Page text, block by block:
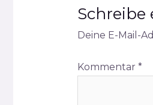
Schreibe
Deine E-Mail-
Kommentar *